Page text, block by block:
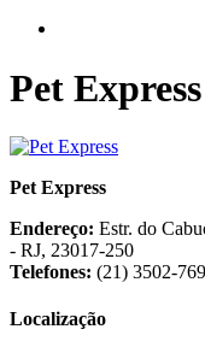
Pet Express
Pet Express
Endereço: Estr. do
- RJ, 23017-250
Telefones: (21) 3502-
Localização